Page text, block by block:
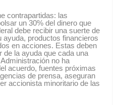
contrapartidas: las
un 30% del dinero que
debe recibir una suerte de
productos financieros
en acciones. Estas deben
de la ayuda que cada una
no ha
acuerdo, fuentes próximas
de prensa, aseguran
accionista minoritario de las